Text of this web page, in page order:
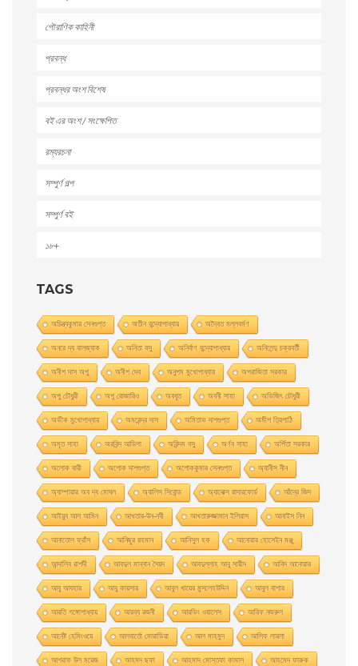
পৌরাণিক কাহিনী
প্রবন্ধ
প্রবন্ধর অংশ বিশেষ
বই এর অংশ / সংক্ষেপিত
রম্যরচনা
সম্পুর্ণ গল্প
সম্পুর্ণ বই
১৮+
TAGS
অচিন্ত্যকুমার সেনগুপ্ত অতীন বন্দ্যোপাধ্যায় অদ্বৈত মল্লবর্মণ
অনরে দ্য বালজ্যাক অনিতা বসু অনির্বাণ বন্দ্যোপাধ্যায় অনিলেন্দু চক্রবর্তী
অনীশ দাস অপু অনীশ দেব অনুপম মুখোপাধ্যায় অপরাজিতা সরকার
অপু চৌধুরী অপু রােজারিও অবধূত অবনী সাহা অভিজিৎ চৌধুরী
অভীক মুখোপাধ্যায় অমরেন্দ্র দাস অমিতাভ দাশগুপ্ত অমীশ ত্রিপাঠি
অমৃত সাহা অরবিন্দ আডিগা অরিন্দম বসু অর্ণব সাহা অর্পিতা সরকার
অলোক বারী অশােক দাশগুপ্ত অশোককুমার সেনগুপ্ত অ্যানীস নীন
অ্যাম্পায়ার অব দ্য মােঘল অ্যালিস সিবােন্ড অ্যালেক্স রাদারফোর্ড আঁদ্রে জিদ
আইয়ুব আল আমিন আখতার-উন-নবী আখতারুজ্জামান ইলিয়াস আনাইস নিন
আনাতােল ফ্রাঁস আনিছুর রহমান আনিসুল হক আনোয়ার হোসেইন মঞ্জু
আন্দালিব রাশদী আবদুল মান্নান সৈয়দ আবদুল্লাহ আবু সায়ীদ আবিদ আনোয়ার
আবু আযহার আবু কায়সার আবুল খায়ের মুসলেহউদ্দিন আবুল বাশার
আরতি গঙ্গোপাধ্যায় আরব্য রজনী আরভিং ওয়ালেস আরিফ নজরুল
আর্নেষ্ট হেমিংওয়ে আলবার্তো মােরাভিয়া আল মাহমুদ আলিফ লায়লা
আশরাফ উল ময়েজ আহমদ ছফা আহমাদ মোস্তফা কামাল আহমেদ ফারুক